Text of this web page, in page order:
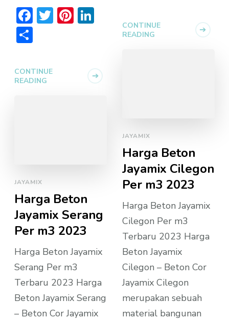
Facebook
TwitterPinterest
CONTINUE
READING
CONTINUE
READING
JAYAMIX
Harga Beton
Jayamix Cilegon
Per m3 2023
Harga Beton Jayamix
Cilegon Per m3
Terbaru 2023 Harga
Beton Jayamix
Cilegon – Beton Cor
Jayamix Cilegon
merupakan sebuah
material bangunan
JAYAMIX
Harga Beton
Jayamix Serang
Per m3 2023
Harga Beton Jayamix
Serang Per m3
Terbaru 2023 Harga
Beton Jayamix Serang
– Beton Cor Jayamix